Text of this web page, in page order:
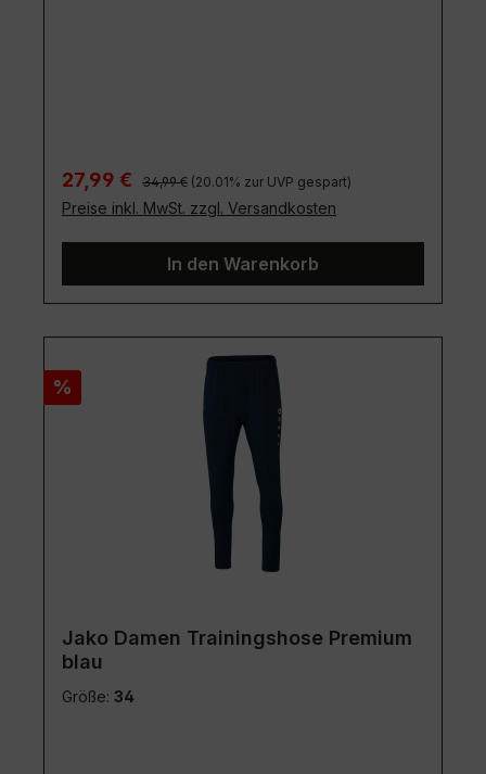
Verkaufspreis:
27,99 € Regulärer Preis:
34,99 € (20.01% zur UVP gespart)
Preise inkl. MwSt. zzgl. Versandkosten
In den Warenkorb
Rabatt
%
Jako Damen Trainingshose Premium
blau
Größe: 34